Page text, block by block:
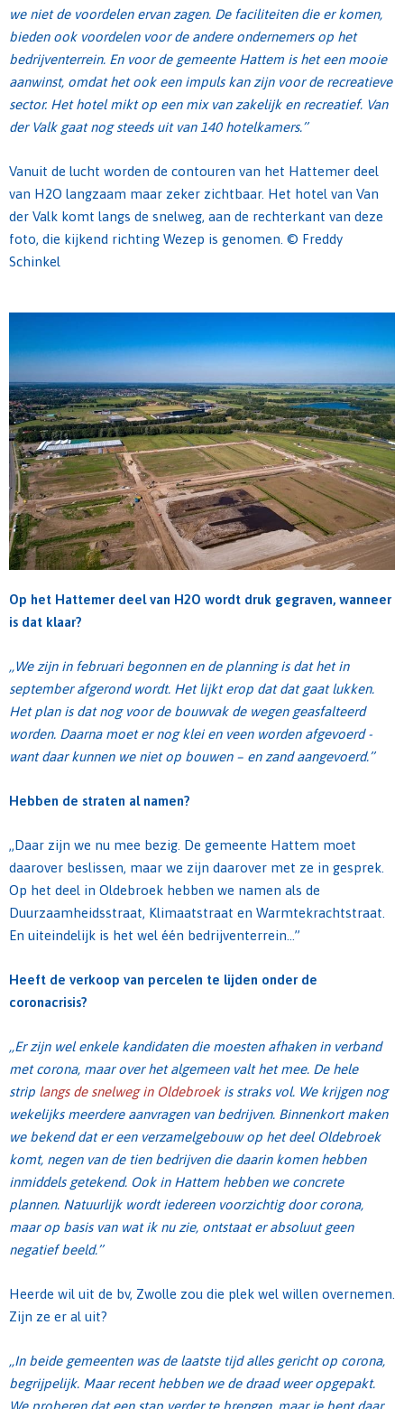
we niet de voordelen ervan zagen. De faciliteiten die er komen,
bieden ook voordelen voor de andere ondernemers op het
bedrijventerrein. En voor de gemeente Hattem is het een mooie
aanwinst, omdat het ook een impuls kan zijn voor de recreatieve
sector. Het hotel mikt op een mix van zakelijk en recreatief. Van
der Valk gaat nog steeds uit van 140 hotelkamers.’’
Vanuit de lucht worden de contouren van het Hattemer deel
van H2O langzaam maar zeker zichtbaar. Het hotel van Van
der Valk komt langs de snelweg, aan de rechterkant van deze
foto, die kijkend richting Wezep is genomen. © Freddy
Schinkel
Op het Hattemer deel van H2O wordt druk gegraven, wanneer
is dat klaar?
,,We zijn in februari begonnen en de planning is dat het in
september afgerond wordt. Het lijkt erop dat dat gaat lukken.
Het plan is dat nog voor de bouwvak de wegen geasfalteerd
worden. Daarna moet er nog klei en veen worden afgevoerd -
want daar kunnen we niet op bouwen – en zand aangevoerd.’’
Hebben de straten al namen?
,,Daar zijn we nu mee bezig. De gemeente Hattem moet
daarover beslissen, maar we zijn daarover met ze in gesprek.
Op het deel in Oldebroek hebben we namen als de
Duurzaamheidsstraat, Klimaatstraat en Warmtekrachtstraat.
En uiteindelijk is het wel één bedrijventerrein…’’
Heeft de verkoop van percelen te lijden onder de
coronacrisis?
,,Er zijn wel enkele kandidaten die moesten afhaken in verband
met corona, maar over het algemeen valt het mee. De hele
strip langs de snelweg in Oldebroekis straks vol. We krijgen nog
wekelijks meerdere aanvragen van bedrijven. Binnenkort maken
we bekend dat er een verzamelgebouw op het deel Oldebroek
komt, negen van de tien bedrijven die daarin komen hebben
inmiddels getekend. Ook in Hattem hebben we concrete
plannen. Natuurlijk wordt iedereen voorzichtig door corona,
maar op basis van wat ik nu zie, ontstaat er absoluut geen
negatief beeld.’’
Heerde wil uit de bv, Zwolle zou die plek wel willen overnemen.
Zijn ze er al uit?
,,In beide gemeenten was de laatste tijd alles gericht op corona,
begrijpelijk. Maar recent hebben we de draad weer opgepakt.
We proberen dat een stap verder te brengen, maar je bent daar